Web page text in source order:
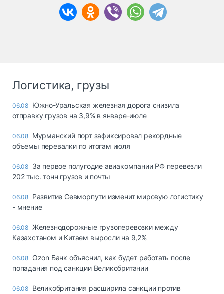
Логистика, грузы
06.08 Южно-Уральская железная дорога снизила
отправку грузов на 3,9% в январе-июле
06.08 Мурманский порт зафиксировал рекордные
объемы перевалки по итогам июля
06.08 За первое полугодие авиакомпании РФ перевезли
202 тыс. тонн грузов и почты
06.08 Развитие Севморпути изменит мировую логистику
- мнение
06.08 Железнодорожные грузоперевозки между
Казахстаном и Китаем выросли на 9,2%
06.08 Ozon Банк объяснил, как будет работать после
попадания под санкции Великобритании
06.08 Великобритания расширила санкции против